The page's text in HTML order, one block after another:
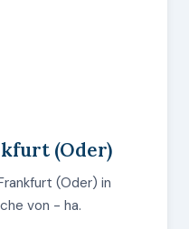
(Oder)
(Oder) in
von - ha.